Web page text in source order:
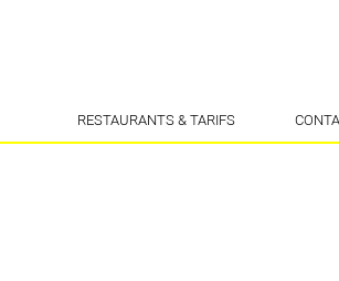
RESTAURANTS & TARIFS